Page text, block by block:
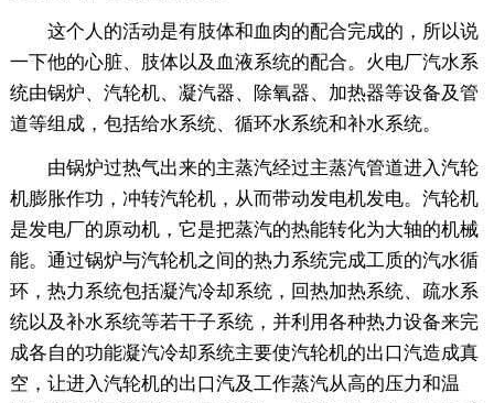
这个人的活动是有肢体和血肉的配合完成的，所以说
一下他的心脏、肢体以及血液系统的配合。火电厂汽水系
统由锅炉、汽轮机、凝汽器、除氧器、加热器等设备及管
道等组成，包括给水系统、循环水系统和补水系统。
由锅炉过热气出来的主蒸汽经过主蒸汽管道进入汽轮
机膨胀作功，冲转汽轮机，从而带动发电机发电。汽轮机
是发电厂的原动机，它是把蒸汽的热能转化为大轴的机械
能。通过锅炉与汽轮机之间的热力系统完成工质的汽水循
环，热力系统包括凝汽冷却系统，回热加热系统、疏水系
统以及补水系统等若干子系统，并利用各种热力设备来完
成各自的功能凝汽冷却系统主要使汽轮机的出口汽造成真
空，让进入汽轮机的出口汽及工作蒸汽从高的压力和温